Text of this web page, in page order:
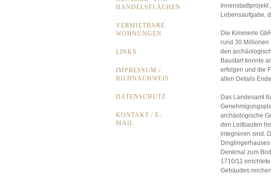
HANDELSFLÄCHEN
VERMIETBARE
WOHNUNGEN
LINKS
IMPRESSUM /
BILDNACHWEIS
DATENSCHUTZ
KONTAKT / E-
MAIL
Innenstadtprojekt
Lebensaufgabe,
Die Kimmerle
rund 30 Millionen
den
Baustart konnte
erfolgen und die
allen Details
Das Landesamt
archäologische
den Leitbauten
integrieren sind.
Denkmal zum
1710/11
Gebäudes